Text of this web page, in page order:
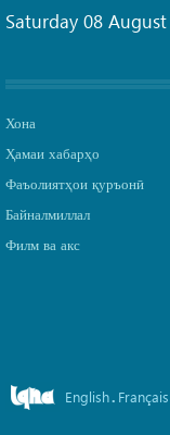
Saturday 08
Хона
Ҳамаи хабарҳо
Фаъолиятҳои қуръонӣ
Байналмиллал
Филм ва акс
English. Français